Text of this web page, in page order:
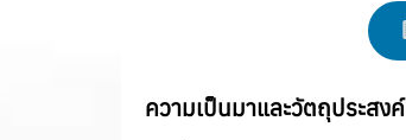
ความเป็นมาและวัตถุประสงค์